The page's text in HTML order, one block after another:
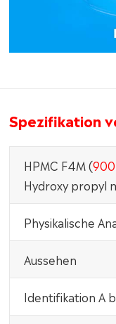
Spezifikation
HPMC F4M (
Hydroxy propyl
Physikalische
Aussehen
Identifikation A